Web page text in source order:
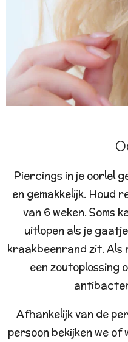
Piercings in je oorlel
en gemakkelijk. Houd
van 6 weken. Soms
uitlopen als je
kraakbeenrand zit. Als
een zoutoplossing
Afhankelijk van de
persoon bekijken we of